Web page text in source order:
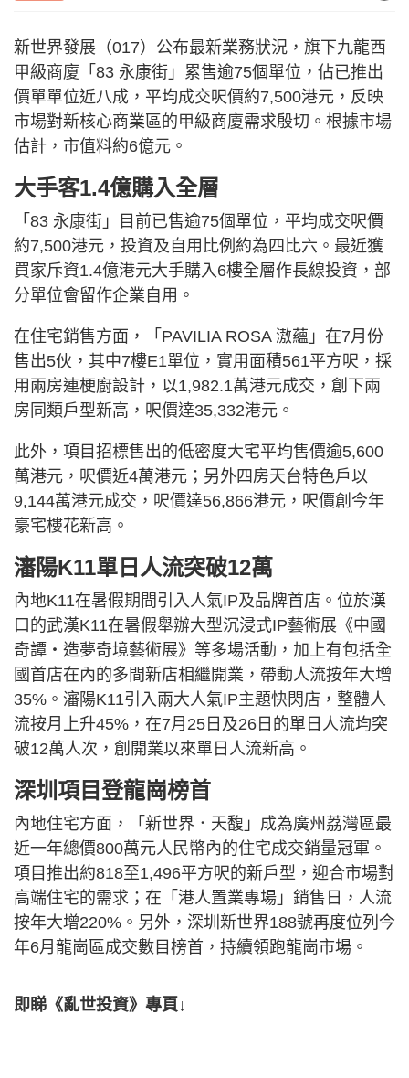
新世界發展（017）公布最新業務狀況，旗下九龍西
甲級商廈「83 永康街」累售逾75個單位，佔已推出
價單單位近八成，平均成交呎價約7,500港元，反映
市場對新核心商業區的甲級商廈需求殷切。根據市場
估計，市值料約6億元。
大手客1.4億購入全層
「83 永康街」目前已售逾75個單位，平均成交呎價
約7,500港元，投資及自用比例約為四比六。最近獲
買家斥資1.4億港元大手購入6樓全層作長線投資，部
分單位會留作企業自用。
在住宅銷售方面，「PAVILIA ROSA 滶蘊」在7月份
售出5伙，其中7樓E1單位，實用面積561平方呎，採
用兩房連梗廚設計，以1,982.1萬港元成交，創下兩
房同類戶型新高，呎價達35,332港元。
此外，項目招標售出的低密度大宅平均售價逾5,600
萬港元，呎價近4萬港元；另外四房天台特色戶以
9,144萬港元成交，呎價達56,866港元，呎價創今年
豪宅樓花新高。
瀋陽K11單日人流突破12萬
內地K11在暑假期間引入人氣IP及品牌首店。位於漢
口的武漢K11在暑假舉辦大型沉浸式IP藝術展《中國
奇譚‧造夢奇境藝術展》等多場活動，加上有包括全
國首店在內的多間新店相繼開業，帶動人流按年大增
35%。瀋陽K11引入兩大人氣IP主題快閃店，整體人
流按月上升45%，在7月25日及26日的單日人流均突
破12萬人次，創開業以來單日人流新高。
深圳項目登龍崗榜首
內地住宅方面，「新世界．天馥」成為廣州荔灣區最
近一年總價800萬元人民幣內的住宅成交銷量冠軍。
項目推出約818至1,496平方呎的新戶型，迎合市場對
高端住宅的需求；在「港人置業專場」銷售日，人流
按年大增220%。另外，深圳新世界188號再度位列今
年6月龍崗區成交數目榜首，持續領跑龍崗市場。
即睇《亂世投資》專頁↓